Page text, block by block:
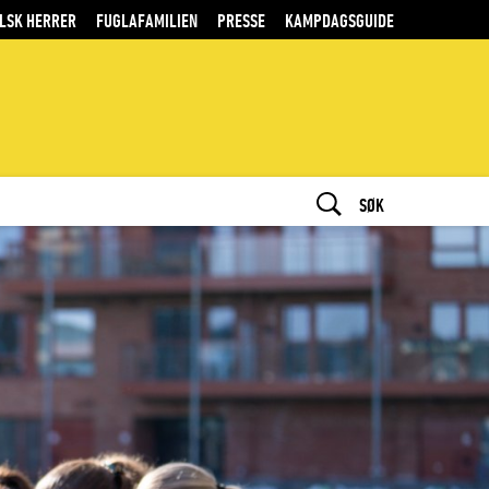
LSK HERRER FUGLAFAMILIEN PRESSE KAMPDAGSGUIDE
SØK